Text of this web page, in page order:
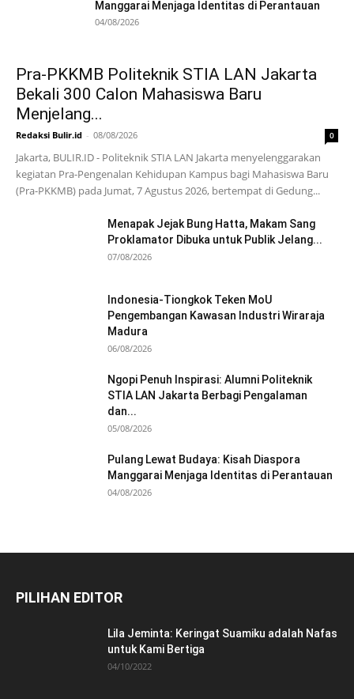
Manggarai Menjaga Identitas di Perantauan
04/08/2026
Pra-PKKMB Politeknik STIA LAN Jakarta
Bekali 300 Calon Mahasiswa Baru
Menjelang...
Redaksi Bulir.id - 08/08/2026 0
Jakarta, BULIR.ID - Politeknik STIA LAN Jakarta menyelenggarakan
kegiatan Pra-Pengenalan Kehidupan Kampus bagi Mahasiswa Baru
(Pra-PKKMB) pada Jumat, 7 Agustus 2026, bertempat di Gedung...
Menapak Jejak Bung Hatta, Makam Sang
Proklamator Dibuka untuk Publik Jelang...
07/08/2026
Indonesia-Tiongkok Teken MoU
Pengembangan Kawasan Industri Wiraraja
Madura
06/08/2026
Ngopi Penuh Inspirasi: Alumni Politeknik
STIA LAN Jakarta Berbagi Pengalaman
dan...
05/08/2026
Pulang Lewat Budaya: Kisah Diaspora
Manggarai Menjaga Identitas di Perantauan
04/08/2026
PILIHAN EDITOR
Lila Jeminta: Keringat Suamiku adalah Nafas
untuk Kami Bertiga
04/10/2022